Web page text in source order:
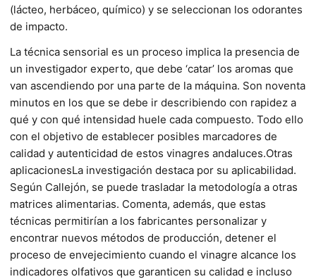
(lácteo, herbáceo, químico) y se seleccionan los odorantes
de impacto.
La técnica sensorial es un proceso implica la presencia de
un investigador experto, que debe ‘catar’ los aromas que
van ascendiendo por una parte de la máquina. Son noventa
minutos en los que se debe ir describiendo con rapidez a
qué y con qué intensidad huele cada compuesto. Todo ello
con el objetivo de establecer posibles marcadores de
calidad y autenticidad de estos vinagres andaluces.Otras
aplicacionesLa investigación destaca por su aplicabilidad.
Según Callejón, se puede trasladar la metodología a otras
matrices alimentarias. Comenta, además, que estas
técnicas permitirían a los fabricantes personalizar y
encontrar nuevos métodos de producción, detener el
proceso de envejecimiento cuando el vinagre alcance los
indicadores olfativos que garanticen su calidad e incluso